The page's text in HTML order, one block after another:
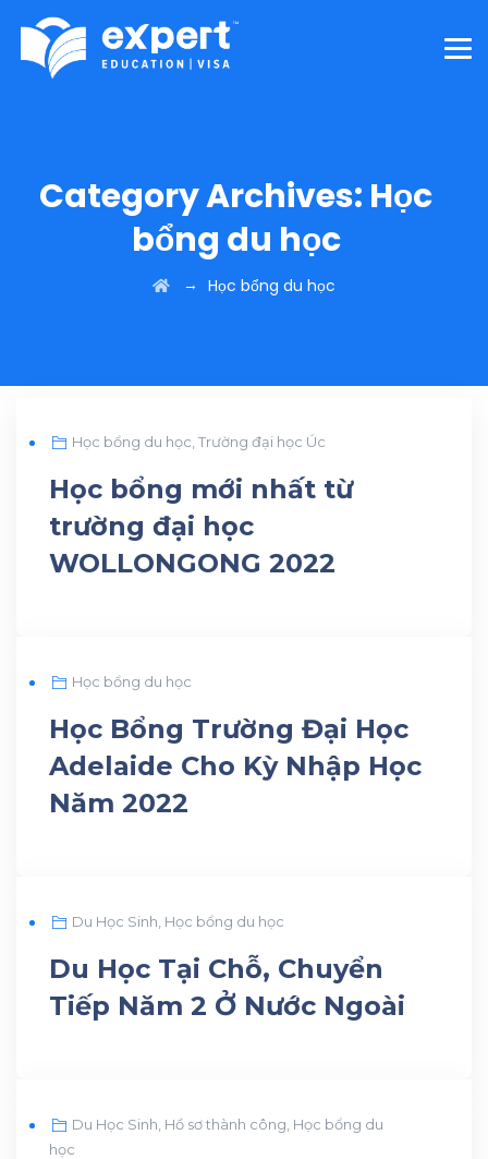
Category Archives: Học
bổng du học
→ Học bổng du học
Học bổng du học ,Trường đại học Úc
Học bổng mới nhất từ
trường đại học
WOLLONGONG 2022
Học bổng du học
Học Bổng Trường Đại Học
Adelaide Cho Kỳ Nhập Học
Năm 2022
Du Học Sinh Học bổng du học
Du Học Tại Chỗ, Chuyển
Tiếp Năm 2 Ở Nước Ngoài
Du Học Sinh Hồ sơ thành công Học bổng du
học